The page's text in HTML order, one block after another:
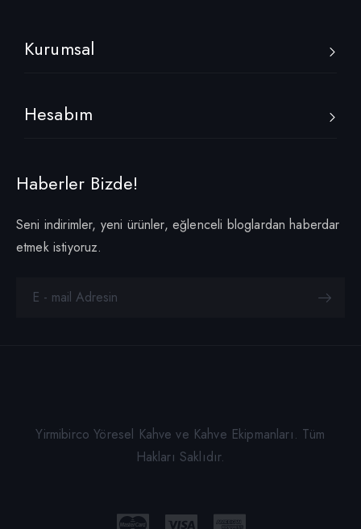
Kurumsal
Hesabım
Haberler Bizde!
Seni indirimler, yeni ürünler, eğlenceli bloglardan haberdar
etmek istiyoruz.
Yirmibirco Yöresel Kahve ve Kahve Ekipmanları. Tüm
Hakları Saklıdır.